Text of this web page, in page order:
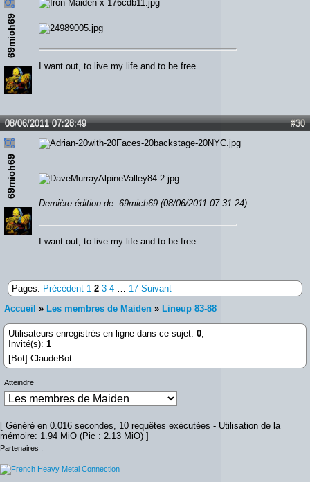
69mich69
I want out, to live my life and to be free
#30
08/06/2011 07:28:49
69mich69
Dernière édition de: 69mich69 (08/06/2011 07:31:24)
I want out, to live my life and to be free
Pages: Précédent 1 2 3 4 … 17 Suivant
Accueil » Les membres de Maiden » Lineup 83-88
Utilisateurs enregistrés en ligne dans ce sujet: 0,
Invité(s): 1
[Bot] ClaudeBot
Atteindre
[ Généré en 0.016 secondes, 10 requêtes exécutées - Utilisation de la
mémoire: 1.94 MiO (Pic : 2.13 MiO) ]
Partenaires :